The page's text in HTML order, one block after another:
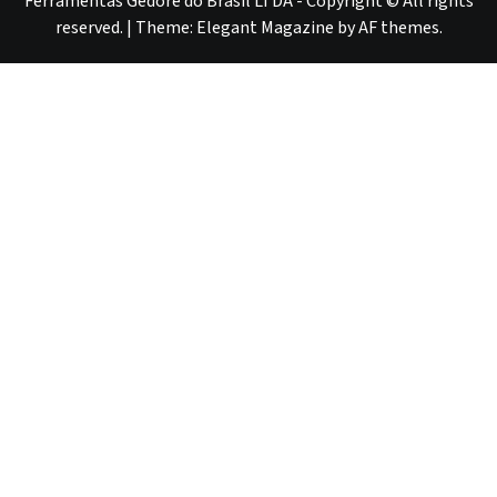
reserved. | Theme: Elegant Magazine byAF themes.